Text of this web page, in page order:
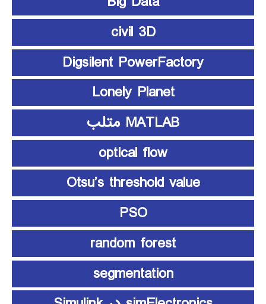
civil 3D
Digsilent PowerFactory
Lonely Planet
MATLAB متلب
optical flow
Otsu’s threshold value
PSO
random forest
segmentation